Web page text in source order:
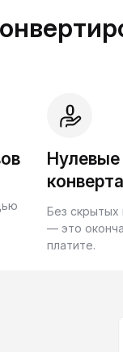
Нулевые
Без скрытых
— это
платите.